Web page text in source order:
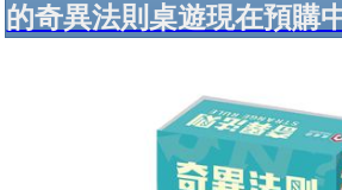
的奇異法則桌遊現在預購